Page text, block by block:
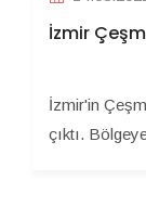
İzmir
İzmir'in
çıktı.